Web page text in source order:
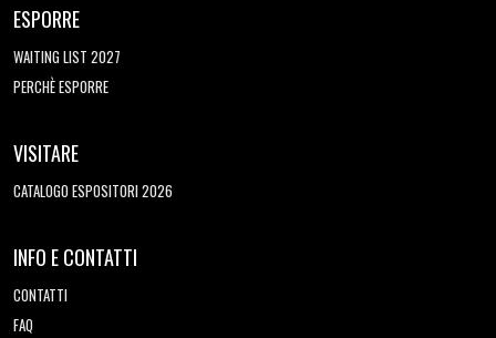
ESPORRE
WAITING LIST 2027
PERCHÈ ESPORRE
VISITARE
CATALOGO ESPOSITORI 2026
INFO E CONTATTI
CONTATTI
FAQ